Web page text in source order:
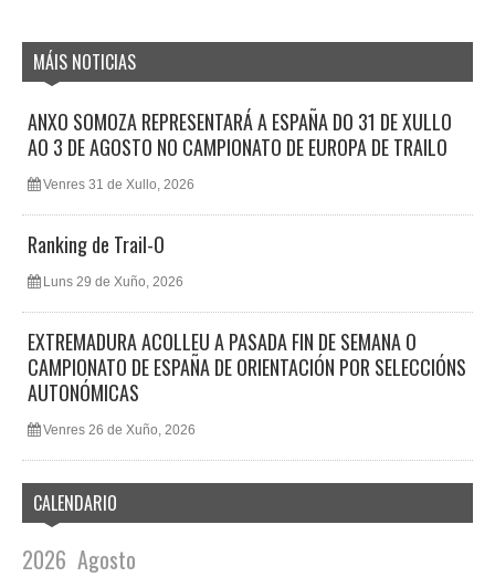
MÁIS NOTICIAS
ANXO SOMOZA REPRESENTARÁ A ESPAÑA DO 31 DE XULLO
AO 3 DE AGOSTO NO CAMPIONATO DE EUROPA DE TRAILO
Venres 31 de Xullo, 2026
Ranking de Trail-O
Luns 29 de Xuño, 2026
EXTREMADURA ACOLLEU A PASADA FIN DE SEMANA O
CAMPIONATO DE ESPAÑA DE ORIENTACIÓN POR SELECCIÓNS
AUTONÓMICAS
Venres 26 de Xuño, 2026
CALENDARIO
2026 Agosto